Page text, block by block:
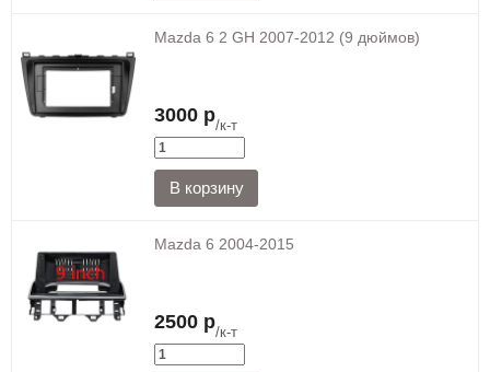
Mazda 6 2 GH 2007-2012 (9 дюймов)
3000 р/к-т
Mazda 6 2004-2015
2500 р/к-т